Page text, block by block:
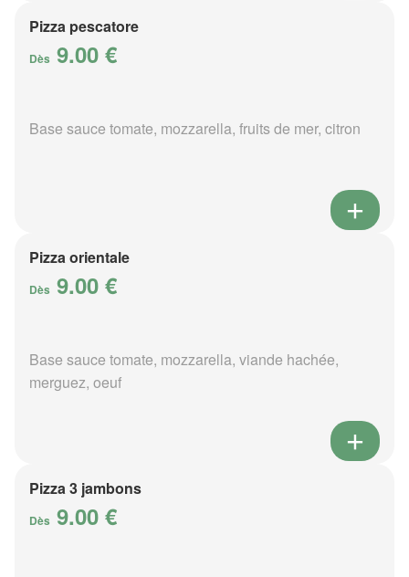
Pizza pescatore
Dès 9.00 €
Base sauce tomate, mozzarella, fruits de mer, citron
Pizza orientale
Dès 9.00 €
Base sauce tomate, mozzarella, viande hachée,
merguez, oeuf
Pizza 3 jambons
Dès 9.00 €